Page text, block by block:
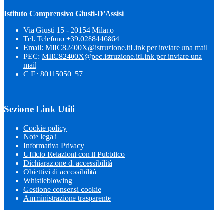
Istituto Comprensivo Giusti-D'Assisi
Via Giusti 15 - 20154 Milano
Tel: Telefono +39.0288446864
Email: MIIC82400X@istruzione.itLink per inviare una mail
PEC: MIIC82400X@pec.istruzione.itLink per inviare una
mail
C.F.: 80115050157
Sezione Link Utili
Cookie policy
Note legali
Informativa Privacy
Ufficio Relazioni con il Pubblico
Dichiarazione di accessibilità
Obiettivi di accessibilità
Whistleblowing
Gestione consensi cookie
Amministrazione trasparente